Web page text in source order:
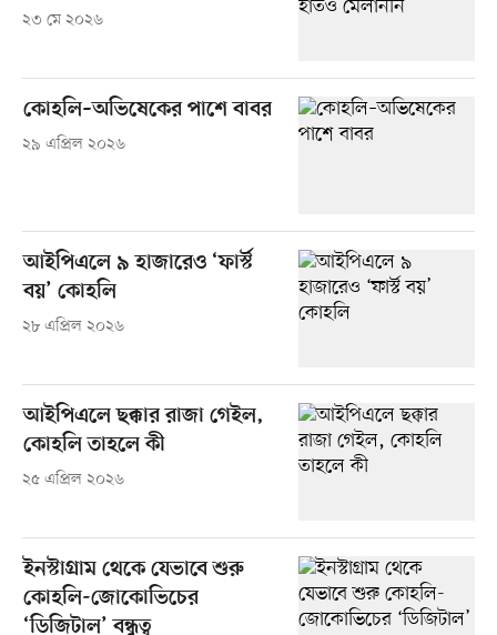
২৩ মে ২০২৬
কোহলি–অভিষেকের পাশে বাবর
২৯ এপ্রিল ২০২৬
আইপিএলে ৯ হাজারেও ‘ফার্স্ট
বয়’ কোহলি
২৮ এপ্রিল ২০২৬
আইপিএলে ছক্কার রাজা গেইল,
কোহলি তাহলে কী
২৫ এপ্রিল ২০২৬
ইনস্টাগ্রাম থেকে যেভাবে শুরু
কোহলি-জোকোভিচের
‘ডিজিটাল’ বন্ধুত্ব